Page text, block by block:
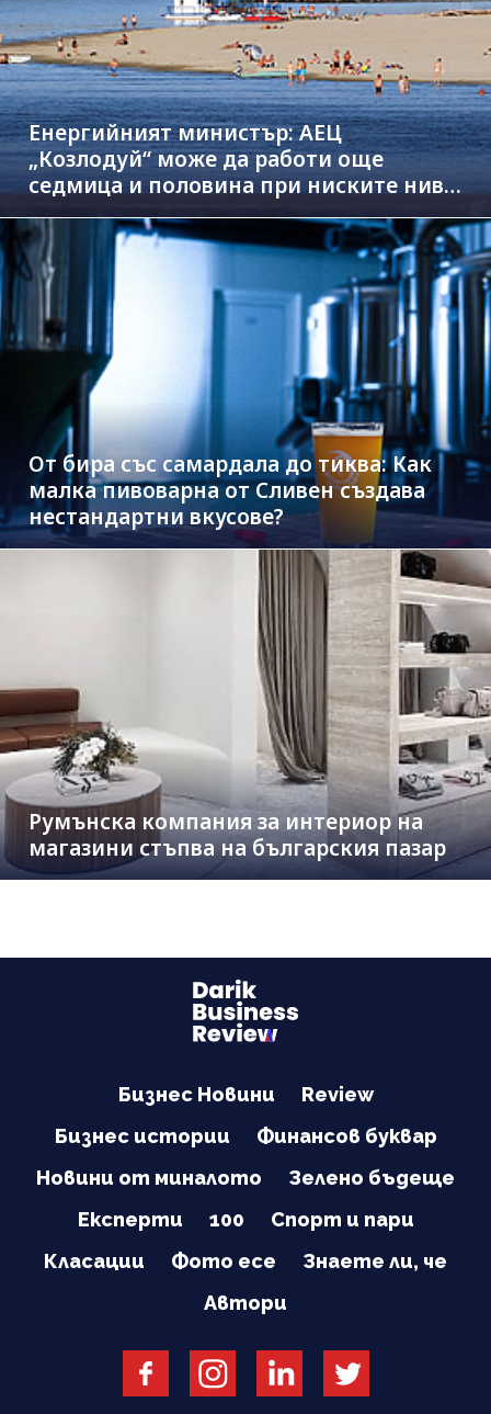
Енергийният министър: АЕЦ
„Козлодуй“ може да работи още
седмица и половина при ниските нива
на Дунав
От бира със самардала до тиква: Как
малка пивоварна от Сливен създава
нестандартни вкусове?
Румънска компания за интериор на
магазини стъпва на българския пазар
Бизнес Новини
Review
Бизнес истории
Финансов буквар
Новини от миналото
Зелено бъдеще
Експерти
100
Спорт и пари
Класации
Фото есе
Знаете ли, че
Автори